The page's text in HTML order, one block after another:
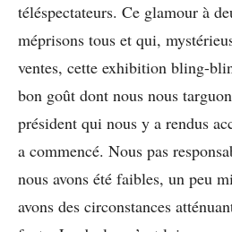
téléspectateurs. Ce glamour à
méprisons tous et qui,
ventes, cette exhibition bling-
bon goût dont nous nous
président qui nous y a rendus
a commencé. Nous pas
nous avons été faibles, un peu
avons des circonstances